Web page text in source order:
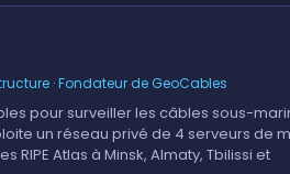
· Fondateur de GeoCables
pour surveiller les câbles sous-
un réseau privé de 4 serveurs de
RIPE Atlas à Minsk, Almaty, Tbilissi et